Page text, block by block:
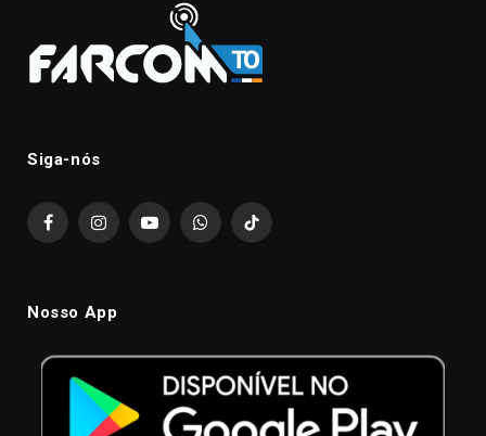
Siga-nós
FacebookInstagramYouTubeWhatsAppTikTok
Nosso App